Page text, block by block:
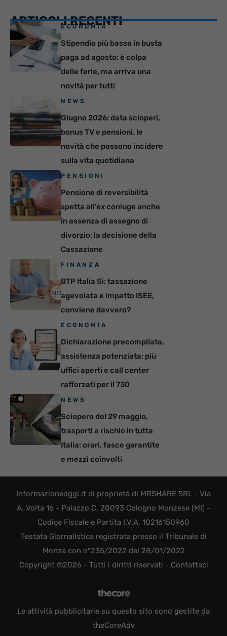
ARTICOLI RECENTI
ECONOMIA
Stipendio più basso in busta
paga ad agosto: è colpa
delle ferie, ma arriva una
novità per tutti
NEWS
Giugno 2026: data scioperi,
bonus TV e pensioni, le
novità che possono incidere
sulla vita quotidiana
PENSIONI
Pensione di reversibilità
spetta all’ex coniuge anche
in assenza di assegno di
divorzio: la decisione della
Cassazione
FINANZA
BTP Italia Sì: tassazione
agevolata e impatto ISEE,
conviene davvero?
ECONOMIA
Dichiarazione precompilata,
assistenza potenziata: più
uffici aperti e call center
rafforzati per il 730
NEWS
Sciopero del 29 maggio,
trasporti a rischio in tutta
Italia: orari, fasce garantite
e mezzi coinvolti
Informazioneoggi.it di proprietà di MRSHARE SRL - Via
A. Volta 16 - Palazzo C, 20093 Cologno Monzese (MI) -
Codice Fiscale e Partita I.V.A. 10216150960
Testata Giornalistica registrata presso il Tribunale di
Monza con n°235/2022 del 28/01/2022
Copyright ©2026 - Tutti i diritti riservati - Contattaci
Le attività pubblicitarie su questo sito sono gestite da
theCoreAdv